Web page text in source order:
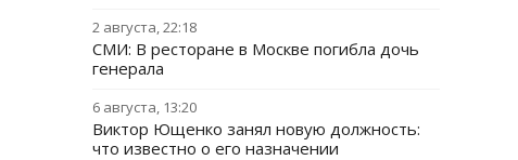
2 августа, 22:18
СМИ: В ресторане в Москве погибла дочь
генерала
6 августа, 13:20
Виктор Ющенко занял новую должность:
что известно о его назначении